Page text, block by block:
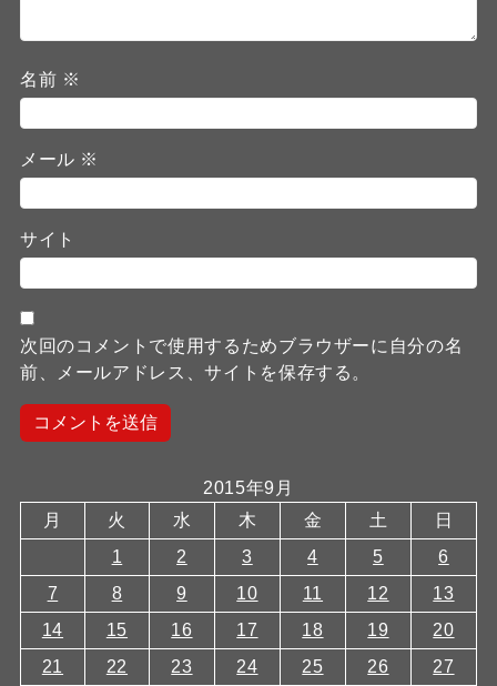
名前 ※
メール ※
サイト
次回のコメントで使用するためブラウザーに自分の名
前、メールアドレス、サイトを保存する。
2015年9月
月
火 水 木 金 土
日
1
2 3 4 5
6
7
8 9 10 11 12
13
14
15 16 17 18 19
20
21
22 23 24 25 26 27